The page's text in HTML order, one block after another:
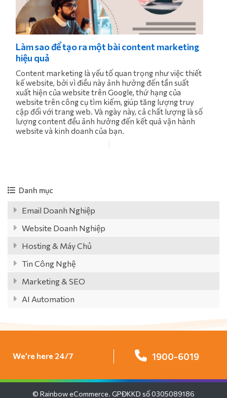
Làm sao để tạo ra một bài content marketing
hiệu quả
Content marketing là yếu tố quan trọng như việc thiết
kế website, bởi vì điều này ảnh hưởng đến tần suất
xuất hiện của website trên Google, thứ hạng của
website trên công cụ tìm kiếm, giúp tăng lượng truy
cập đối với trang web. Và ngày này, cả chất lượng là số
lượng content đều ảnh hưởng đến kết quả vận hành
website và kinh doanh của bạn.
Danh mục
Email Doanh Nghiệp
Website Doanh Nghiệp
Hosting & Máy Chủ
Tin Công Nghệ
Marketing & SEO
AI Automation
We’re here 24/7 1900-6019
© Rainbow eCommerce. GPĐKKD số 0305089186